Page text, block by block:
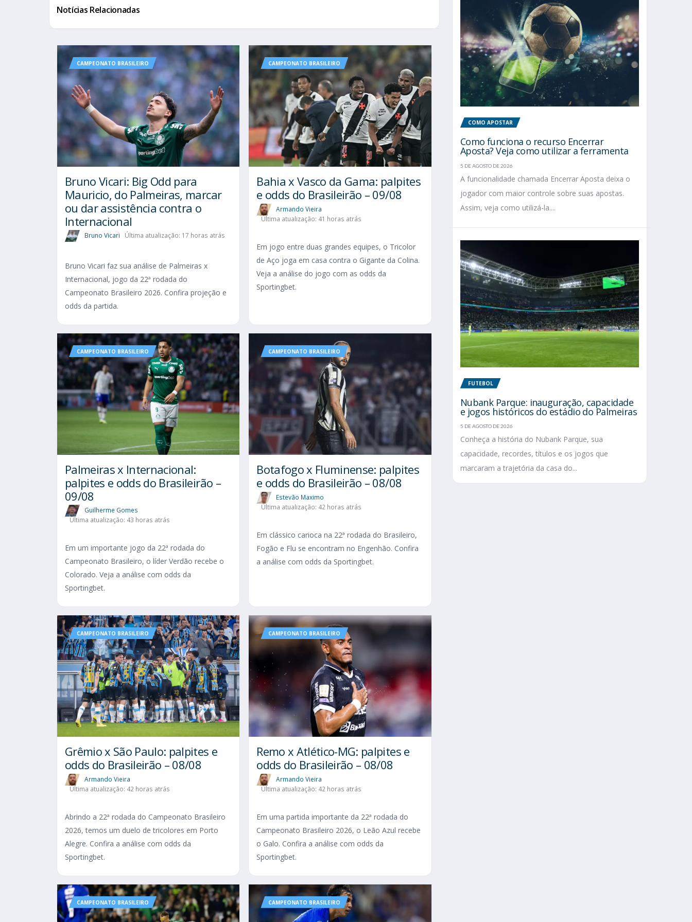
Notícias Relacionadas
CAMPEONATO BRASILEIRO
Bruno Vicari: Big Odd para
Mauricio, do Palmeiras, marcar
ou dar assistência contra o
Internacional
Bruno Vicari Última atualização: 17 horas atrás
Bruno Vicari faz sua análise de Palmeiras x
Internacional, jogo da 22ª rodada do
Campeonato Brasileiro 2026. Confira projeção e
odds da partida.
CAMPEONATO BRASILEIRO
Bahia x Vasco da Gama: palpites
e odds do Brasileirão – 09/08
Armando Vieira
Última atualização: 41 horas atrás
Em jogo entre duas grandes equipes, o Tricolor
de Aço joga em casa contra o Gigante da Colina.
Veja a análise do jogo com as odds da
Sportingbet.
CAMPEONATO BRASILEIRO
Palmeiras x Internacional:
palpites e odds do Brasileirão –
09/08
Guilherme Gomes
Última atualização: 43 horas atrás
Em um importante jogo da 22ª rodada do
Campeonato Brasileiro, o líder Verdão recebe o
Colorado. Veja a análise com odds da
Sportingbet.
CAMPEONATO BRASILEIRO
Botafogo x Fluminense: palpites
e odds do Brasileirão – 08/08
Estevão Maximo
Última atualização: 42 horas atrás
Em clássico carioca na 22ª rodada do Brasileiro,
Fogão e Flu se encontram no Engenhão. Confira
a análise com odds da Sportingbet.
CAMPEONATO BRASILEIRO
Grêmio x São Paulo: palpites e
odds do Brasileirão – 08/08
Armando Vieira
Última atualização: 42 horas atrás
Abrindo a 22ª rodada do Campeonato Brasileiro
2026, temos um duelo de tricolores em Porto
Alegre. Confira a análise com odds da
Sportingbet.
CAMPEONATO BRASILEIRO
Remo x Atlético-MG: palpites e
odds do Brasileirão – 08/08
Armando Vieira
Última atualização: 42 horas atrás
Em uma partida importante da 22ª rodada do
Campeonato Brasileiro 2026, o Leão Azul recebe
o Galo. Confira a análise com odds da
Sportingbet.
CAMPEONATO BRASILEIRO CAMPEONATO BRASILEIRO
COMO APOSTAR
Como funciona o recurso Encerrar
Aposta? Veja como utilizar a ferramenta
5 DE AGOSTO DE 2026
A funcionalidade chamada Encerrar Aposta deixa o
jogador com maior controle sobre suas apostas.
Assim, veja como utilizá-la....
FUTEBOL
Nubank Parque: inauguração, capacidade
e jogos históricos do estádio do Palmeiras
5 DE AGOSTO DE 2026
Conheça a história do Nubank Parque, sua
capacidade, recordes, títulos e os jogos que
marcaram a trajetória da casa do...